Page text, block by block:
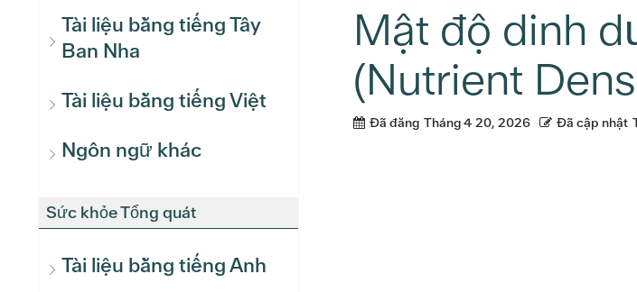
Tài liệu bằng tiếng Tây
Ban Nha
Tài liệu bằng tiếng Việt
Ngôn ngữ khác
Sức khỏe Tổng quát
Tài liệu bằng tiếng Anh
Mật độ dinh
(Nutrient
Đã đăng Tháng 4 20, 2026 Đã cập nhật